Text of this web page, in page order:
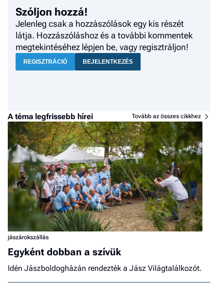
Szóljon hozzá!
Jelenleg csak a hozzászólások egy kis részét
látja. Hozzászóláshoz és a további kommentek
megtekintéséhez lépjen be, vagy regisztráljon!
REGISZTRÁCIÓ BEJELENTKEZÉS
A téma legfrissebb hírei Tovább az összes cikkhez
jászárokszállás
Egyként dobban a szívük
Idén Jászboldogházán rendezték a Jász Világtalálkozót.